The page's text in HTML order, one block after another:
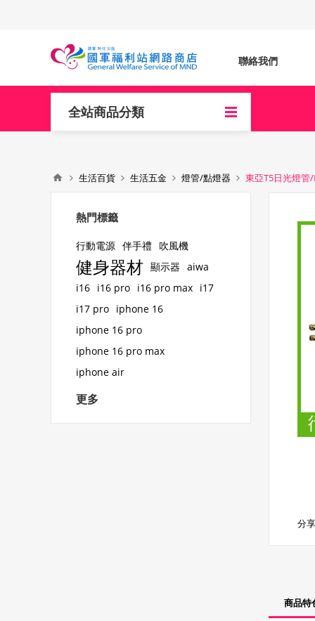
聯絡我們
全站商品分類
生活百貨 生活五金 燈管/點燈器 東亞T5日光燈管
分
商品特
熱門標籤
行動電源 伴手禮 吹風機
健身器材 顯示器 aiwa
i16 i16 pro i16 pro max i17
i17 pro iphone 16
iphone 16 pro
iphone 16 pro max
iphone air
更多